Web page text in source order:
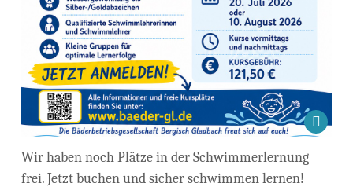
Wir haben noch Plätze in der Schwimmerlernung
frei. Jetzt buchen und sicher schwimmen lernen!